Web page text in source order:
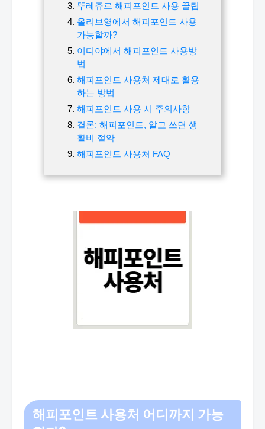
뚜레쥬르 해피포인트 사용 꿀팁
올리브영에서 해피포인트 사용
가능할까?
이디야에서 해피포인트 사용방
법
해피포인트 사용처 제대로 활용
하는 방법
해피포인트 사용 시 주의사항
결론: 해피포인트, 알고 쓰면 생
활비 절약
해피포인트 사용처 FAQ
해피포인트 사용처 어디까지 가능